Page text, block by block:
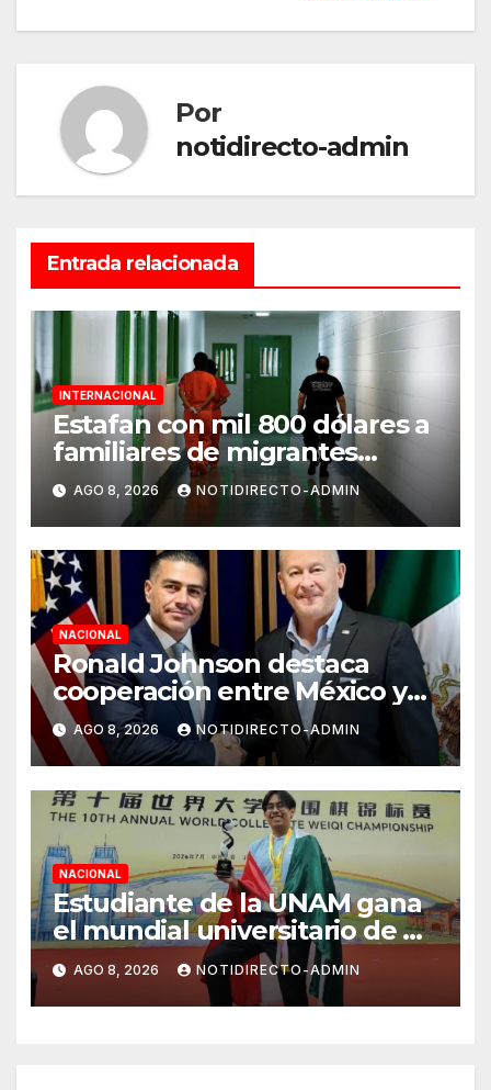
Por
notidirecto-admin
Entrada relacionada
INTERNACIONAL
Estafan con mil 800 dólares a
familiares de migrantes
detenidos en Estados Unidos;
prometen liberarlos
AGO 8, 2026 NOTIDIRECTO-ADMIN
NACIONAL
Ronald Johnson destaca
cooperación entre México y
EU para la seguridad en
región aguacatera de
Michoacán
AGO 8, 2026 NOTIDIRECTO-ADMIN
NACIONAL
Estudiante de la UNAM gana
el mundial universitario de Go
en China
AGO 8, 2026 NOTIDIRECTO-ADMIN